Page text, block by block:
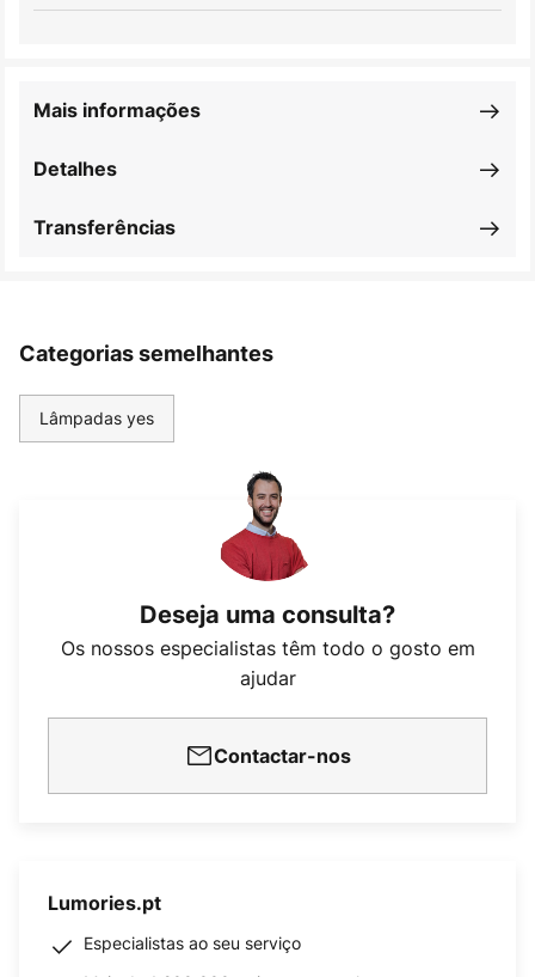
Detalhes
Mais informações
Transferências
Categorias semelhantes
Lâmpadas yes
Deseja uma consulta?
Os nossos especialistas têm todo o gosto em
ajudar
Contactar-nos
Lumories.pt
Especialistas ao seu serviço